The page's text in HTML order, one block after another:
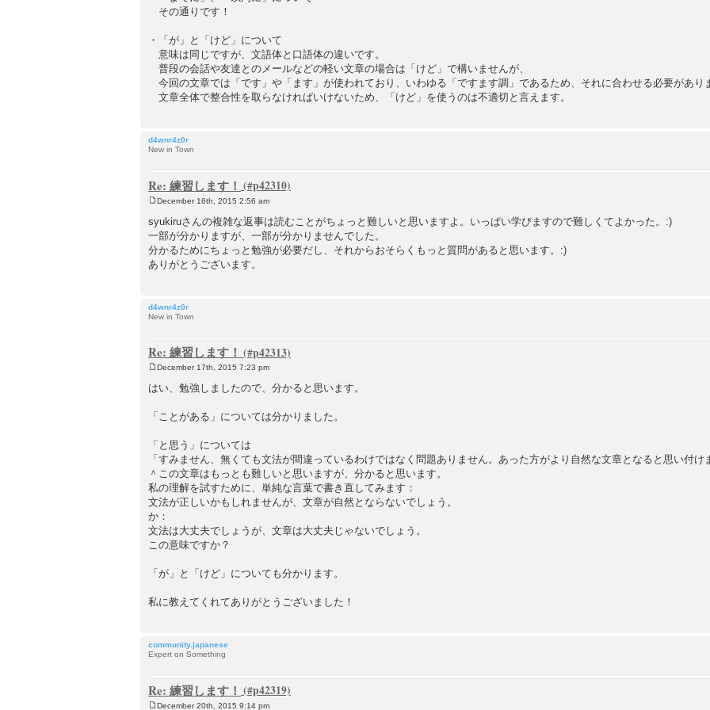
その通りです！
・「が」と「けど」について
意味は同じですが、文語体と口語体の違いです。
普段の会話や友達とのメールなどの軽い文章の場合は「けど」で構いませんが、
今回の文章では「です」や「ます」が使われており、いわゆる「ですます調」であるため、それに合わせる必要があり
文章全体で整合性を取らなければいけないため、「けど」を使うのは不適切と言えます。
d4wnr4z0r
New in Town
Re: 練習します！
s
t
December 16th, 2015 2:56 am
syukiruさんの複雑な返事は読むことがちょっと難しいと思いますよ。いっぱい学びますので難しくてよかった。:)
一部が分かりますが、一部が分かりませんでした。
分かるためにちょっと勉強が必要だし、それからおそらくもっと質問があると思います。:)
ありがとうございます。
d4wnr4z0r
New in Town
Re: 練習します！
o
s
December 17th, 2015 7:23 pm
はい、勉強しましたので、分かると思います。
「ことがある」については分かりました。
「と思う」については
「すみません、無くても文法が間違っているわけではなく問題ありません。あった方がより自然な文章となると思い付け
＾この文章はもっとも難しいと思いますが、分かると思います。
私の理解を試すために、単純な言葉で書き直してみます：
文法が正しいかもしれませんが、文章が自然とならないでしょう。
か：
文法は大丈夫でしょうが、文章は大丈夫じゃないでしょう。
この意味ですか？
「が」と「けど」についても分かります。
私に教えてくれてありがとうございました！
community.japanese
Expert on Something
Re: 練習します！
December 20th, 2015 9:14 pm